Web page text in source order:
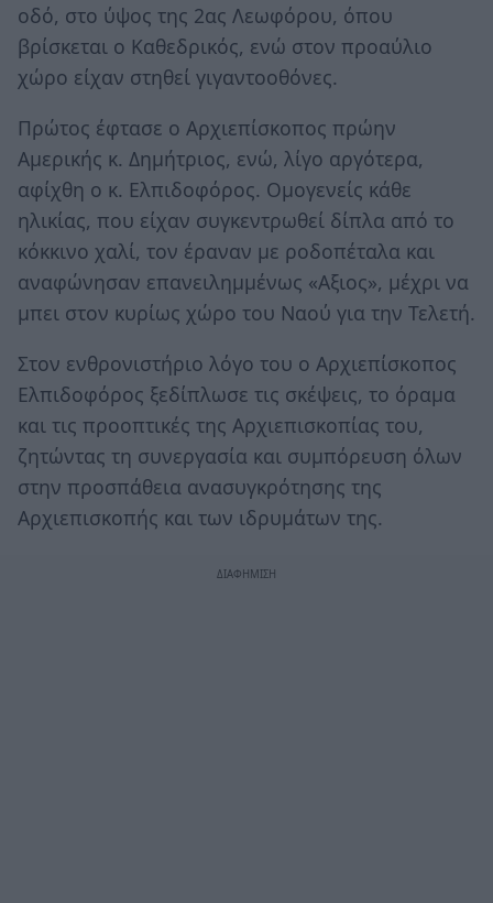
οδό, στο ύψος της 2ας Λεωφόρου, όπου
βρίσκεται ο Καθεδρικός, ενώ στον προαύλιο
χώρο είχαν στηθεί γιγαντοοθόνες.
Πρώτος έφτασε ο Αρχιεπίσκοπος πρώην
Αμερικής κ. Δημήτριος, ενώ, λίγο αργότερα,
αφίχθη ο κ. Ελπιδοφόρος. Ομογενείς κάθε
ηλικίας, που είχαν συγκεντρωθεί δίπλα από το
κόκκινο χαλί, τον έραναν με ροδοπέταλα και
αναφώνησαν επανειλημμένως «Αξιος», μέχρι να
μπει στον κυρίως χώρο του Ναού για την Τελετή.
Στον ενθρονιστήριο λόγο του ο Αρχιεπίσκοπος
Ελπιδοφόρος ξεδίπλωσε τις σκέψεις, το όραμα
και τις προοπτικές της Αρχιεπισκοπίας του,
ζητώντας τη συνεργασία και συμπόρευση όλων
στην προσπάθεια ανασυγκρότησης της
Αρχιεπισκοπής και των ιδρυμάτων της.